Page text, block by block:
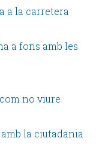
a la carretera
a fons amb les
no viure
la ciutadania